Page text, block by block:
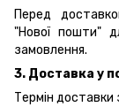
Перед
"Нової пошти"
замовлення.
3. Доставка у
Термін доставки